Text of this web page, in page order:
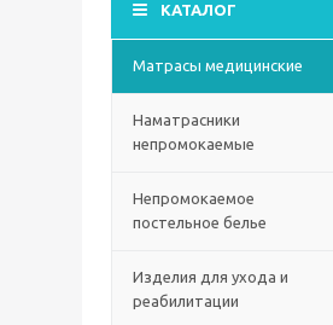
КАТАЛОГ
Матрасы медицинские
Наматрасники
непромокаемые
Непромокаемое
постельное белье
Изделия для ухода и
реабилитации